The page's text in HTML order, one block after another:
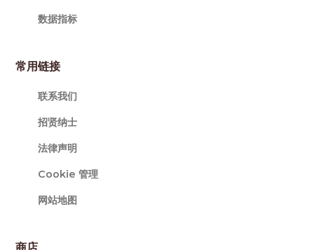
数据指标
常用链接
联系我们
招贤纳士
法律声明
Cookie 管理
网站地图